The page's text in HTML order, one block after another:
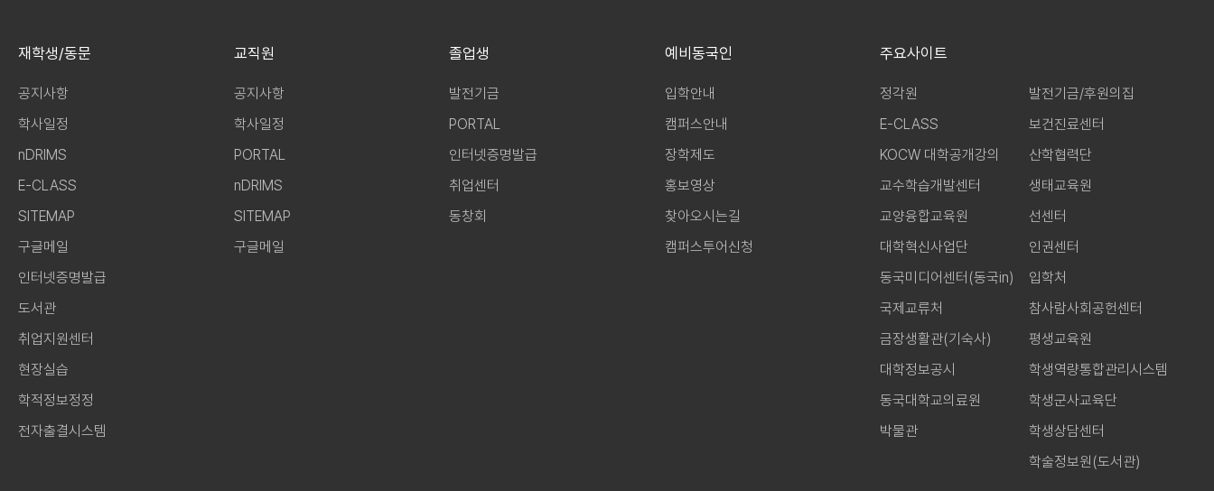
재학생/동문
공지사항
학사일정
nDRIMS
E-CLASS
SITEMAP
구글메일
인터넷증명발급
도서관
취업지원센터
현장실습
학적정보정정
전자출결시스템
교직원
공지사항
학사일정
PORTAL
nDRIMS
SITEMAP
구글메일
졸업생
발전기금
PORTAL
인터넷증명발급
취업센터
동창회
예비동국인
입학안내
캠퍼스안내
장학제도
홍보영상
찾아오시는길
캠퍼스투어신청
주요사이트
정각원
E-CLASS
KOCW 대학공개강의
교수학습개발센터
교양융합교육원
대학혁신사업단
동국미디어센터(동국in)
국제교류처
금장생활관(기숙사)
대학정보공시
동국대학교의료원
박물관
발전기금/후원의집
보건진료센터
산학협력단
생태교육원
선센터
인권센터
입학처
참사람사회공헌센터
평생교육원
학생역량통합관리시스템
학생군사교육단
학생상담센터
학술정보원(도서관)